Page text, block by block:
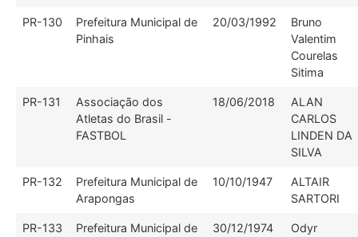
PR-130
Prefeitura Municipal de
Pinhais
20/03/1992
Bruno
Valentim
Courelas
Sitima
PR-131
Associação dos
Atletas do Brasil -
FASTBOL
18/06/2018
ALAN
CARLOS
LINDEN DA
SILVA
PR-132
Prefeitura Municipal de
Arapongas
10/10/1947
ALTAIR
SARTORI
PR-133
Prefeitura Municipal de
30/12/1974
Odyr